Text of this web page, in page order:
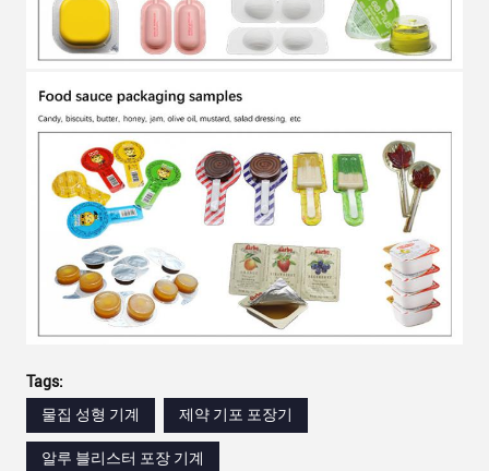
Tags:
물집 성형 기계
제약 기포 포장기
알루 블리스터 포장 기계